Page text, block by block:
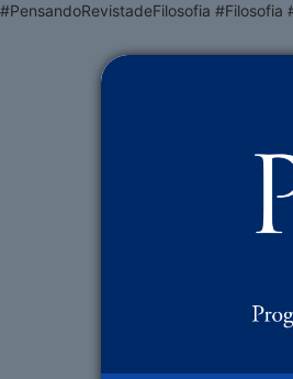
#PensandoRevistadeFilosofia #Filosofia